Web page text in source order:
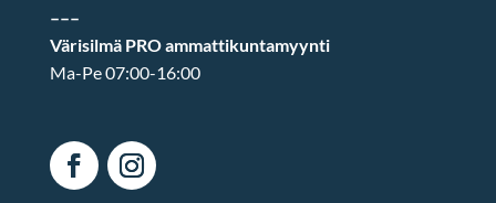
–––
Värisilmä PRO ammattikuntamyynti
Ma-Pe 07:00-16:00